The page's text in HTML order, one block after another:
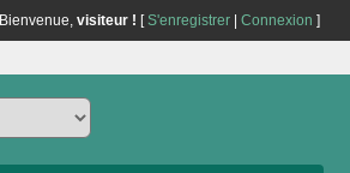
Bienvenue, visiteur ! [S'enregistrer| Connexion ]